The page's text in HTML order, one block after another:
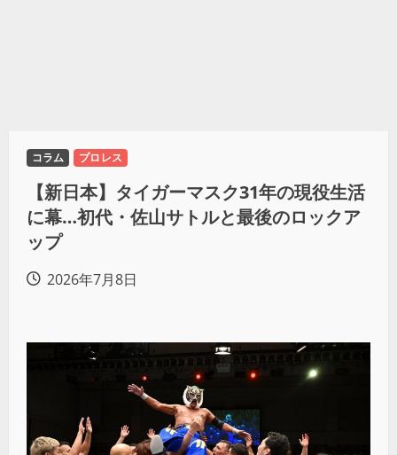
コラム プロレス
【新日本】タイガーマスク31年の現役生活
に幕…初代・佐山サトルと最後のロックア
ップ
2026年7月8日